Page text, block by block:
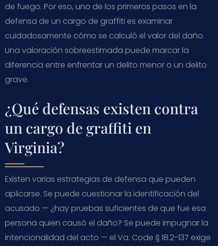
de fuego. Por eso, uno de los primeros pasos en la
defensa de un cargo de graffiti es examinar
cuidadosamente cómo se calculó el valor del daño.
Una valoración sobreestimada puede marcar la
diferencia entre enfrentar un delito menor o un delito
grave.
¿Qué defensas existen contra
un cargo de graffiti en
Virginia?
Existen varias estrategias de defensa que pueden
aplicarse. Se puede cuestionar la identificación del
acusado — ¿hay pruebas suficientes de que fue esa
persona quien causó el daño? Se puede impugnar la
intencionalidad del acto — el Va. Code § 18.2-137 exige